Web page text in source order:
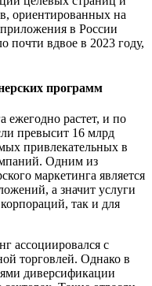
ориентированных на
в России
почти вдвое в 2023 году,
программ
ежегодно растет, и по
превысит 16 млрд
привлекательных в
Одним из
маркетинга является
а значит услуги
так и для
ассоциировался с
торговлей. Однако в
диверсификации